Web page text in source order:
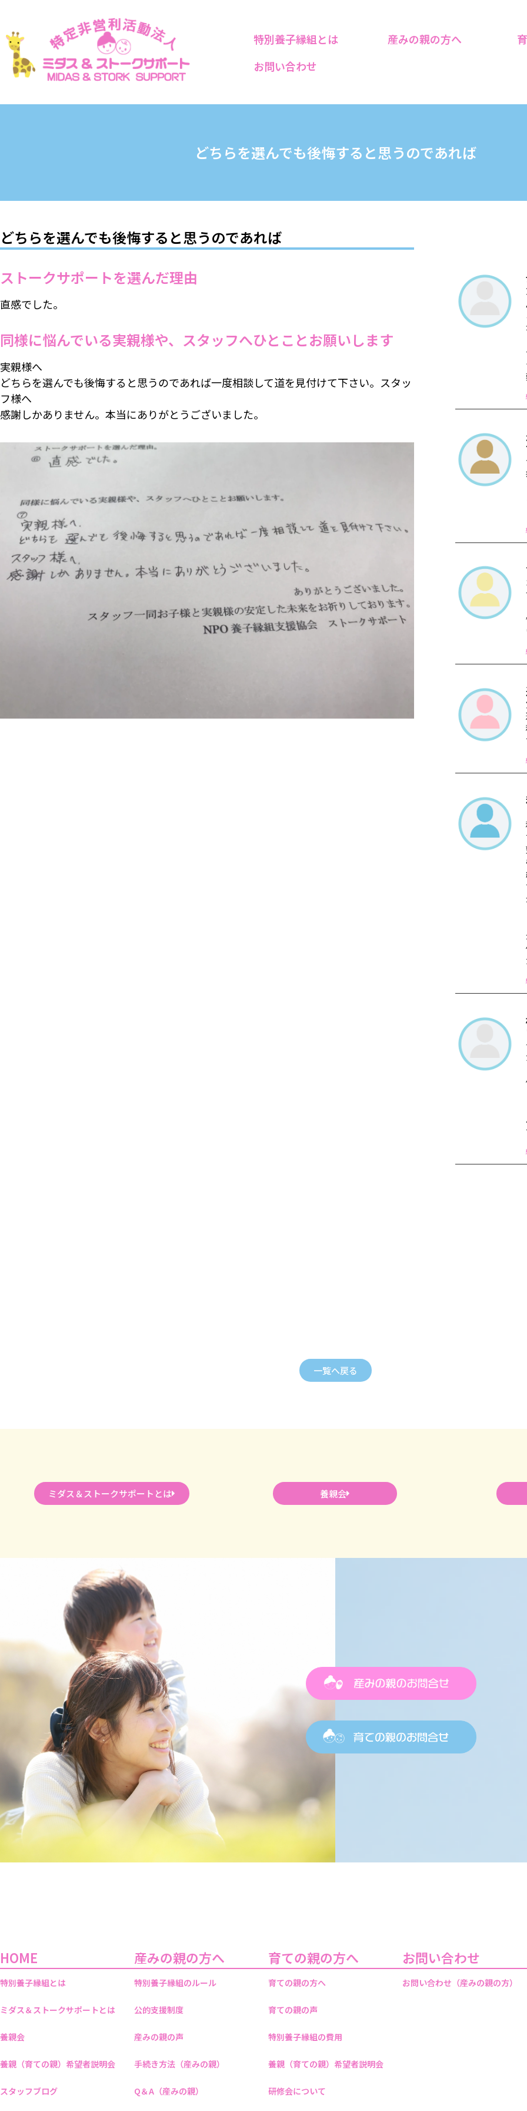
特別養子縁組とは 産みの親の方へ
お問い合わせ
どちらを選んでも後悔すると思うのであれば
どちらを選んでも後悔すると思うのであれば
ストークサポートを選んだ理由
直感でした。
同様に悩んでいる実親様や、スタッフへひとことお願いします
実親様へ
どちらを選んでも後悔すると思うのであれば一度相談して道を見付けて下さい。スタッ
フ様へ
感謝しかありません。本当にありがとうございました。
一覧へ戻る
ミダス＆ストークサポートとは 養親会
HOME 産みの親の方へ 育ての親の方へ お問い合わせ
特別養子縁組とは
ミダス＆ストークサポートとは
養親会
養親（育ての親）希望者説明会
スタッフブログ
特別養子縁組のルール
公的支援制度
産みの親の声
手続き方法（産みの親）
Q＆A（産みの親）
育ての親の方へ
育ての親の声
特別養子縁組の費用
養親（育ての親）希望者説明会
研修会について
お問い合わせ（産みの親の方）